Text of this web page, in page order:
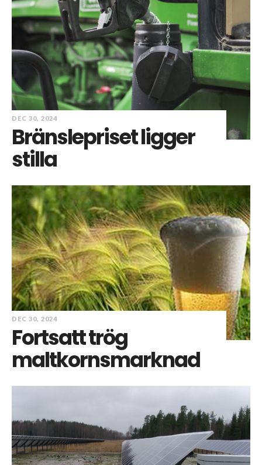
DEC 30, 2024
Bränslepriset ligger
stilla
DEC 30, 2024
Fortsatt trög
maltkornsmarknad